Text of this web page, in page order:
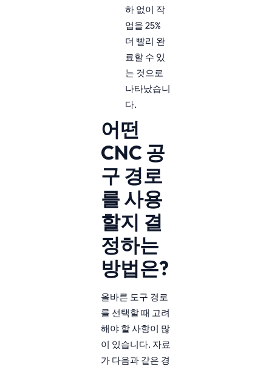
하 없이 작
업을 25%
더 빨리 완
료할 수 있
는 것으로
나타났습니
다.
어떤
CNC 공
구 경로
를 사용
할지 결
정하는
방법은?
올바른 도구 경로
를 선택할 때 고려
해야 할 사항이 많
이 있습니다. 자료
가 다음과 같은 경